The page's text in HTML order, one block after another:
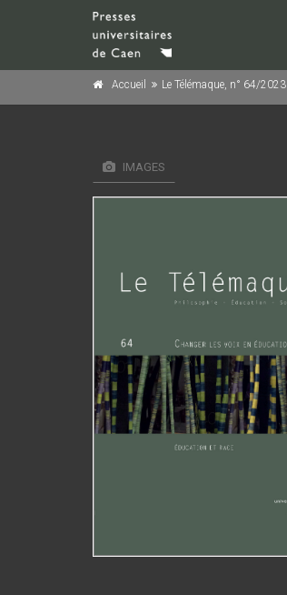
Accueil Le Télémaque, n° 64/2023
IMAGES